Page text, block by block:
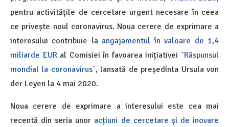
pentru activitățile de cercetare urgent necesare în ceea
ce privește noul coronavirus. Noua cerere de exprimare a
interesului contribuie la angajamentul în valoare de 1,4
miliarde EURal Comisiei în favoarea inițiativei `Răspunsul
mondial la coronavirus`, lansată de președinta Ursula von
der Leyen la 4 mai 2020.
Noua cerere de exprimare a interesului este cea mai
recentă din seria unor acțiuni de cercetare și de inovare